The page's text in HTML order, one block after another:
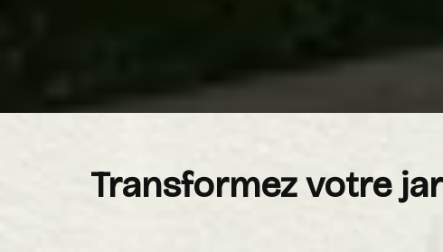
Transformez votre